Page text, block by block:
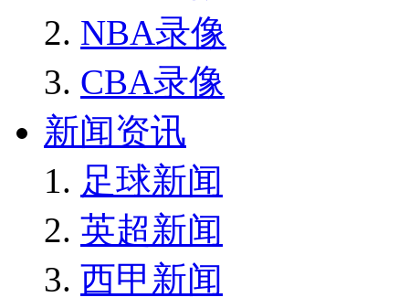
NBA录像
CBA录像
新闻资讯
足球新闻
英超新闻
西甲新闻